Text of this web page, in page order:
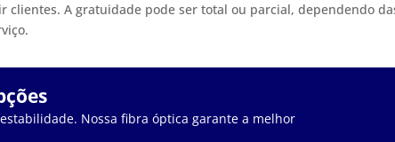
clientes. A gratuidade pode ser total ou parcial, dependendo
Nossa fibra óptica garante a melhor